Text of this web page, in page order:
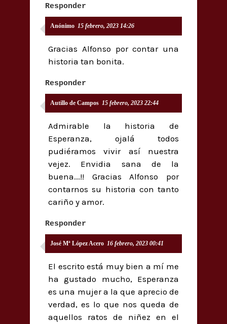
Responder
Anónimo 15 febrero, 2023 14:26
Gracias Alfonso por contar una
historia tan bonita.
Responder
Autillo de Campos 15 febrero, 2023 22:44
Admirable la historia de
Esperanza, ojalá todos
pudiéramos vivir así nuestra
vejez. Envidia sana de la
buena...!! Gracias Alfonso por
contarnos su historia con tanto
cariño y amor.
Responder
José Mª López Acero 16 febrero, 2023 00:41
El escrito está muy bien a mí me
ha gustado mucho, Esperanza
es una mujer a la que aprecio de
verdad, es lo que nos queda de
aquellos ratos de niñez en el